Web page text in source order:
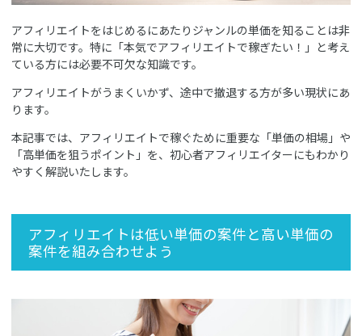
アフィリエイトをはじめるにあたりジャンルの単価を知ることは非
常に大切です。特に「本気でアフィリエイトで稼ぎたい！」と考え
ている方には必要不可欠な知識です。
アフィリエイトがうまくいかず、途中で撤退する方が多い現状にあ
ります。
本記事では、アフィリエイトで稼ぐために重要な「単価の相場」や
「高単価を狙うポイント」を、初心者アフィリエイターにもわかり
やすく解説いたします。
アフィリエイトは低い単価の案件と高い単価の
案件を組み合わせよう